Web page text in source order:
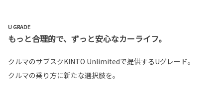
U GRADE
もっと合理的で、ずっと安心なカーライフ。
クルマのサブスクKINTO Unlimitedで提供するUグレード。
クルマの乗り方に新たな選択肢を。